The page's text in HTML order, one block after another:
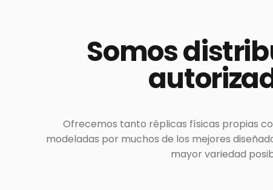
Somos
Ofrecemos tanto réplicas físicas propias
modeladas por muchos de los mejores
mayor variedad